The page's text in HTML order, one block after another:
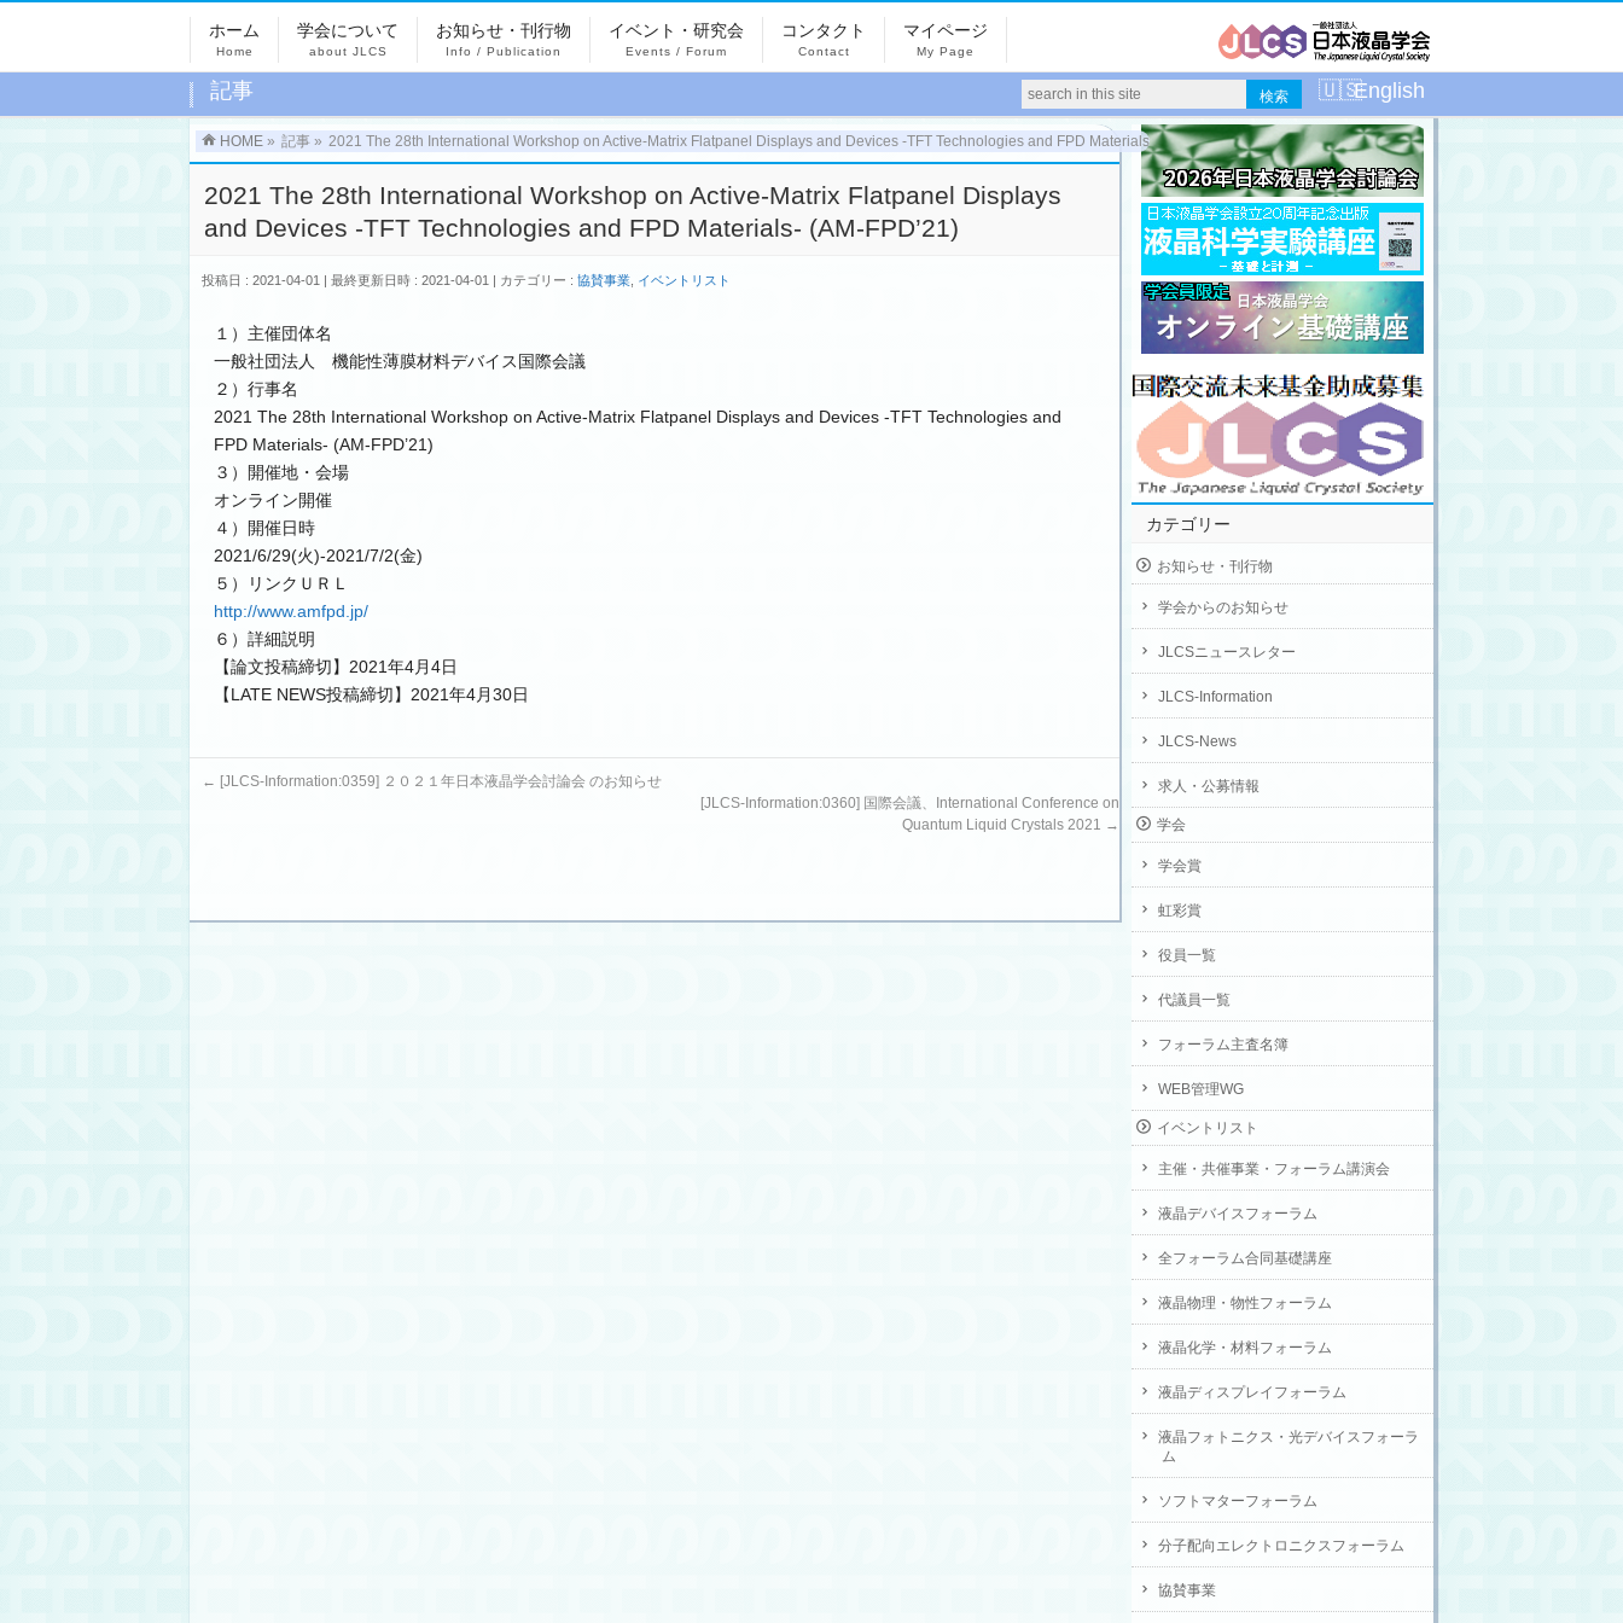
ホーム
Home
学会について
about JLCS
お知らせ・刊行物
Info / Publication
イベント・研究会
Events / Forum
コンタクト
Contact
マイページ
My Page
記事 English
HOME » 記事 » 2021 The 28th International Workshop on Active-Matrix Flatpanel Displays and Devices -TFT Technologies and FPD Materials- (AM-FPD’21)
2021 The 28th International Workshop on Active-Matrix Flatpanel Displays
and Devices -TFT Technologies and FPD Materials- (AM-FPD’21)
投稿日 : 2021-04-01 最終更新日時 : 2021-04-01 カテゴリー : 協賛事業 イベントリスト
１）主催団体名
一般社団法人 機能性薄膜材料デバイス国際会議
２）行事名
2021 The 28th International Workshop on Active-Matrix Flatpanel Displays and Devices -TFT Technologies and
FPD Materials- (AM-FPD’21)
３）開催地・会場
オンライン開催
４）開催日時
2021/6/29(火)-2021/7/2(金)
５）リンクＵＲＬ
http://www.amfpd.jp/
６）詳細説明
【論文投稿締切】2021年4月4日
【LATE NEWS投稿締切】2021年4月30日
← [JLCS-Information:0359] ２０２１年日本液晶学会討論会 のお知らせ
[JLCS-Information:0360] 国際会議、International Conference on
Quantum Liquid Crystals 2021 →
カテゴリー
お知らせ・刊行物
学会からのお知らせ
JLCSニュースレター
JLCS-Information
JLCS-News
求人・公募情報
学会
学会賞
虹彩賞
役員一覧
代議員一覧
フォーラム主査名簿
WEB管理WG
イベントリスト
主催・共催事業・フォーラム講演会
液晶デバイスフォーラム
全フォーラム合同基礎講座
液晶物理・物性フォーラム
液晶化学・材料フォーラム
液晶ディスプレイフォーラム
液晶フォトニクス・光デバイスフォーラ
ム
ソフトマターフォーラム
分子配向エレクトロニクスフォーラム
協賛事業